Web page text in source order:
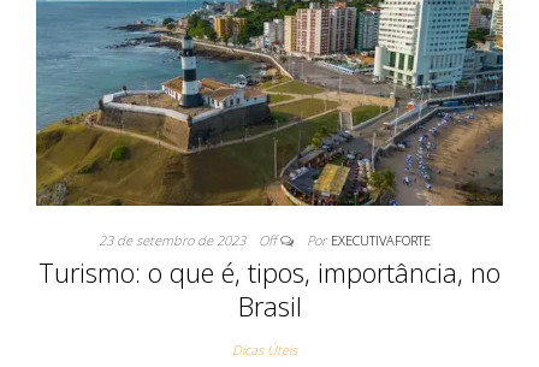
23 de setembro de 2023 Off Por EXECUTIVAFORTE
Turismo: o que é, tipos, importância, no
Brasil
Dicas Úteis